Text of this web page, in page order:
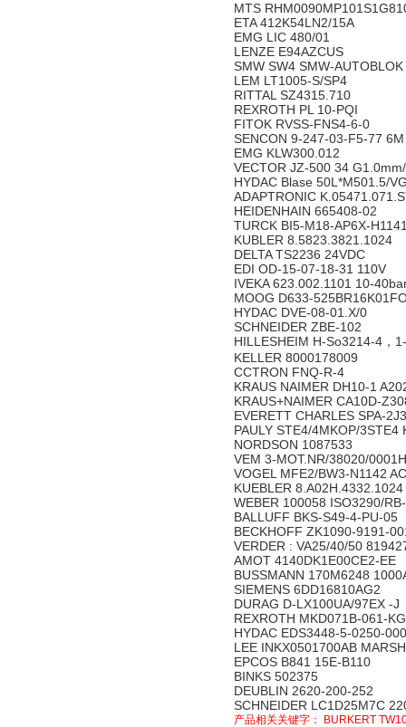
MTS
ETA 412K54LN2/15A
EMG LIC 480/01
LENZE E94AZCUS
SMW SW4 SMW-
LEM LT1005-S/SP4
RITTAL SZ4315.710
REXROTH PL 10-PQI
FITOK RVSS-FNS4-6-0
SENCON 9-247-03-F5-77
EMG KLW300.012
VECTOR JZ-500 34
HYDAC Blase 50L*M501.5/
ADAPTRONIC
HEIDENHAIN 665408-02
TURCK BI5-M18-AP6X-
KUBLER 8.5823.3821.1024
DELTA TS2236 24VDC
EDI OD-15-07-18-31 110V
IVEKA 623.002.1101 10-
MOOG D633-
HYDAC DVE-08-01.X/0
SCHNEIDER ZBE-102
HILLESHEIM H-So3214-4，
KELLER 8000178009
CCTRON FNQ-R-4
KRAUS NAIMER DH10-1
KRAUS+NAIMER CA10D-
EVERETT CHARLES SPA-
PAULY STE4/4MKOP/3STE4
NORDSON 1087533
VEM 3-MOT.NR/38020/
VOGEL MFE2/BW3-N1142
KUEBLER 8.A02H.4332.1024
WEBER 100058 ISO3290/
BALLUFF BKS-S49-4-PU-05
BECKHOFF ZK1090-9191-
VERDER : VA25/40/50
AMOT 4140DK1E00CE2-EE
BUSSMANN 170M6248
SIEMENS 6DD16810AG2
DURAG D-LX100UA/97EX -J
REXROTH MKD071B-061-
HYDAC EDS3448-5-0250-
LEE INKX0501700AB
EPCOS B841 15E-B110
BINKS 502375
DEUBLIN 2620-200-252
SCHNEIDER LC1D25M7C
产品相关关键字：
BURKERT